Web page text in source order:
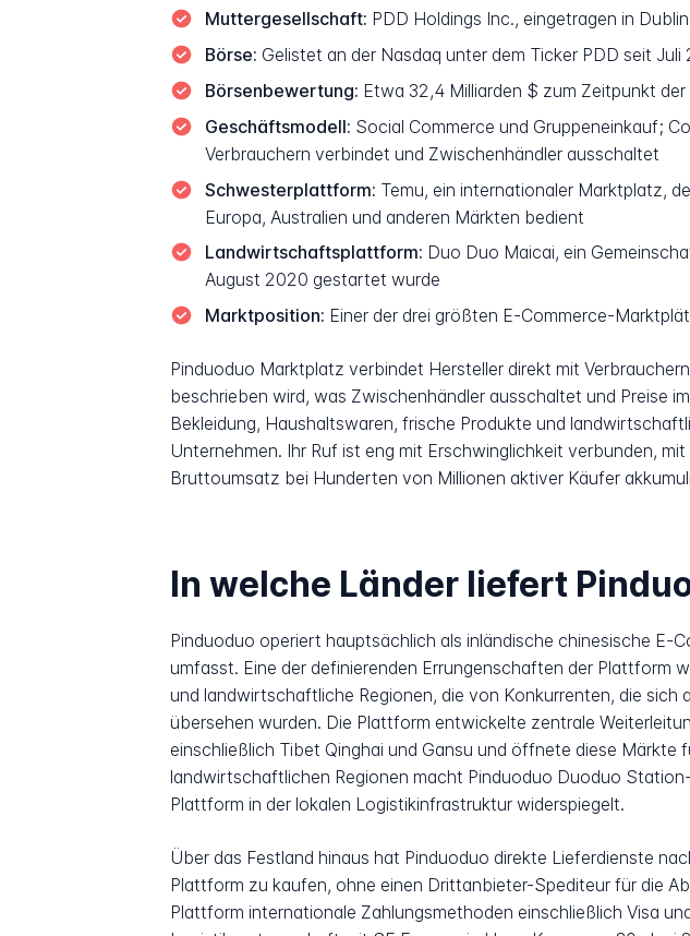
Muttergesellschaft: PDD Holdings Inc., eingetragen in
Börse: Gelistet an der Nasdaq unter dem Ticker PDD seit Juli
Börsenbewertung: Etwa 32,4 Milliarden $ zum Zeitpunkt
Geschäftsmodell: Social Commerce und Gruppeneinkauf;
Verbrauchern verbindet und Zwischenhändler ausschaltet
Schwesterplattform: Temu, ein internationaler Marktplatz,
Europa, Australien und anderen Märkten bedient
Landwirtschaftsplattform: Duo Duo Maicai, ein
August 2020 gestartet wurde
Marktposition: Einer der drei größten E-Commerce-
Pinduoduo Marktplatz verbindet Hersteller direkt mit
beschrieben wird, was Zwischenhändler ausschaltet und Preise
Bekleidung, Haushaltswaren, frische Produkte und
Unternehmen. Ihr Ruf ist eng mit Erschwinglichkeit verbunden,
Bruttoumsatz bei Hunderten von Millionen aktiver Käufer
In welche Länder liefert
Pinduoduo operiert hauptsächlich als inländische chinesische
umfasst. Eine der definierenden Errungenschaften der Plattform
und landwirtschaftliche Regionen, die von Konkurrenten, die
übersehen wurden. Die Plattform entwickelte zentrale
einschließlich Tibet Qinghai und Gansu und öffnete diese
landwirtschaftlichen Regionen macht Pinduoduo Duoduo
Plattform in der lokalen Logistikinfrastruktur widerspiegelt.
Über das Festland hinaus hat Pinduoduo direkte Lieferdienste
Plattform zu kaufen, ohne einen Drittanbieter-Spediteur für die
Plattform internationale Zahlungsmethoden einschließlich Visa